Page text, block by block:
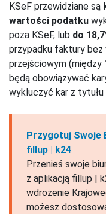
KSeF przewidziane są
wartości podatku
poza KSeF, lub do
przypadku faktury bez
przejściowym
będą obowiązywać
wykluczyć kar z
Przygotuj Swoje
fillup | k24
Przenieś swoje
z aplikacją fillup |
wdrożenie
możesz